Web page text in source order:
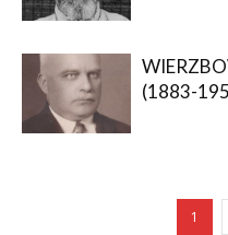
(1883-
1